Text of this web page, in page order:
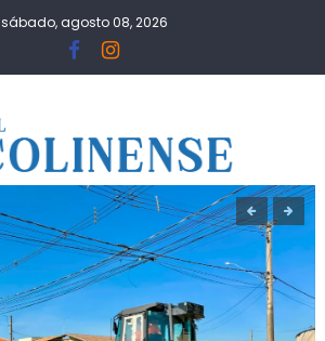
sábado, agosto 08, 2026